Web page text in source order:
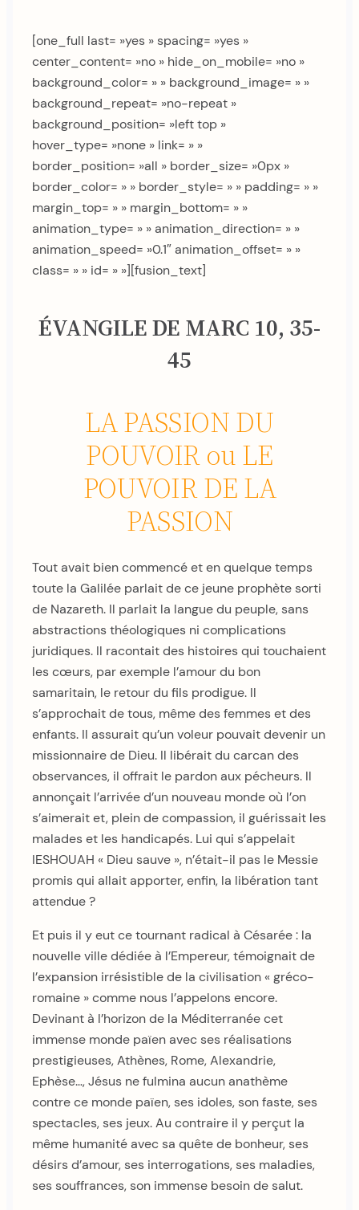
[one_full last= »yes » spacing= »yes »
center_content= »no » hide_on_mobile= »no »
background_color= » » background_image= » »
background_repeat= »no-repeat »
background_position= »left top »
hover_type= »none » link= » »
border_position= »all » border_size= »0px »
border_color= » » border_style= » » padding= » »
margin_top= » » margin_bottom= » »
animation_type= » » animation_direction= » »
animation_speed= »0.1″ animation_offset= » »
class= » » id= » »][fusion_text]
ÉVANGILE DE MARC 10, 35-
45
LA PASSION DU
POUVOIR ou LE
POUVOIR DE LA
PASSION
Tout avait bien commencé et en quelque temps
toute la Galilée parlait de ce jeune prophète sorti
de Nazareth. Il parlait la langue du peuple, sans
abstractions théologiques ni complications
juridiques. Il racontait des histoires qui touchaient
les cœurs, par exemple l’amour du bon
samaritain, le retour du fils prodigue. Il
s’approchait de tous, même des femmes et des
enfants. Il assurait qu’un voleur pouvait devenir un
missionnaire de Dieu. Il libérait du carcan des
observances, il offrait le pardon aux pécheurs. Il
annonçait l’arrivée d’un nouveau monde où l’on
s’aimerait et, plein de compassion, il guérissait les
malades et les handicapés. Lui qui s’appelait
IESHOUAH « Dieu sauve », n’était-il pas le Messie
promis qui allait apporter, enfin, la libération tant
attendue ?
Et puis il y eut ce tournant radical à Césarée : la
nouvelle ville dédiée à l’Empereur, témoignait de
l’expansion irrésistible de la civilisation « gréco-
romaine » comme nous l’appelons encore.
Devinant à l’horizon de la Méditerranée cet
immense monde païen avec ses réalisations
prestigieuses, Athènes, Rome, Alexandrie,
Ephèse…, Jésus ne fulmina aucun anathème
contre ce monde païen, ses idoles, son faste, ses
spectacles, ses jeux. Au contraire il y perçut la
même humanité avec sa quête de bonheur, ses
désirs d’amour, ses interrogations, ses maladies,
ses souffrances, son immense besoin de salut.